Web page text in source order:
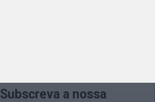
Subscreva a nossa